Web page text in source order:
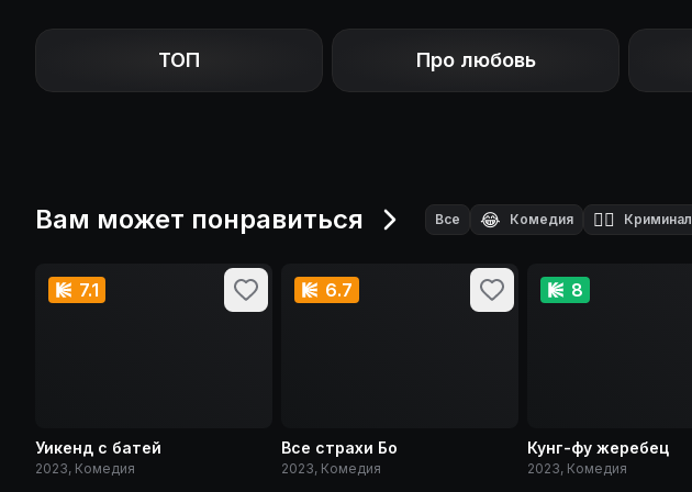
ТОП Про любовь
Вам может понравиться Все 😂 Комедия 🕵️‍♂️ Криминал
7.1
Уикенд с батей
2023, Комедия
6.7
Все страхи Бо
2023, Комедия
8
Кунг-фу жеребец
2023, Комедия